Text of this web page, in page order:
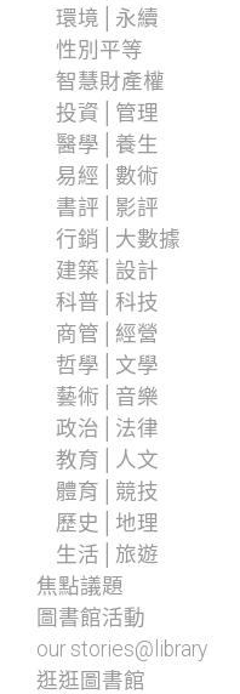
環境│永續
性別平等
智慧財產權
投資│管理
醫學│養生
易經│數術
書評│影評
行銷│大數據
建築│設計
科普│科技
商管│經營
哲學│文學
藝術│音樂
政治│法律
教育│人文
體育│競技
歷史│地理
生活│旅遊
焦點議題
圖書館活動
our stories@library
逛逛圖書館